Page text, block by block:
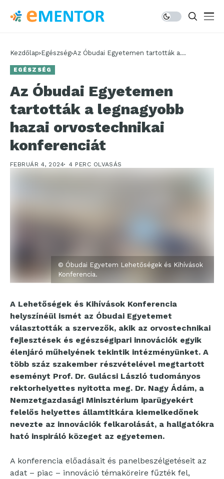
Kezdőlap Egészség Az Óbudai Egyetemen tartották a
EGÉSZSÉG
Az Óbudai Egyetemen
tartották a legnagyobb
hazai orvostechnikai
konferenciát
FEBRUÁR 4, 2024 4 PERC OLVASÁS
© Óbudai Egyetem Lehetőségek és Kihívások
Konferencia.
A Lehetőségek és Kihívások Konferencia
helyszínéül ismét az Óbudai Egyetemet
választották a szervezők, akik az orvostechnikai
fejlesztések és egészségipari innovációk egyik
élenjáró műhelyének tekintik intézményünket. A
több száz szakember részvételével megtartott
eseményt Prof. Dr. Gulácsi László tudományos
rektorhelyettes nyitotta meg. Dr. Nagy Ádám, a
Nemzetgazdasági Minisztérium iparügyekért
felelős helyettes államtitkára kiemelkedőnek
nevezte az innovációk felkarolását, a hallgatókra
ható inspiráló közeget az egyetemen.
A konferencia előadásait és panelbeszélgetéseit az
adat – piac – innováció témaköreire fűzték fel,